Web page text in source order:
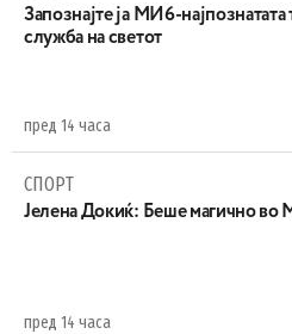
Запознајте ја МИ6-најпознатата
служба на светот
пред 14 часа
СПОРТ
Јелена Докиќ: Беше магично во
пред 14 часа